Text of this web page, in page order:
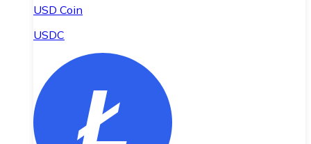
USD Coin
USDC